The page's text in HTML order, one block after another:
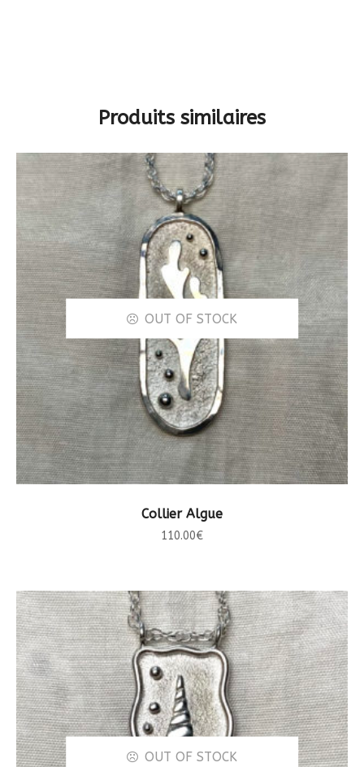
Produits similaires
OUT OF STOCK
LIRE LA SUITE
Collier Algue
110.00€
OUT OF STOCK